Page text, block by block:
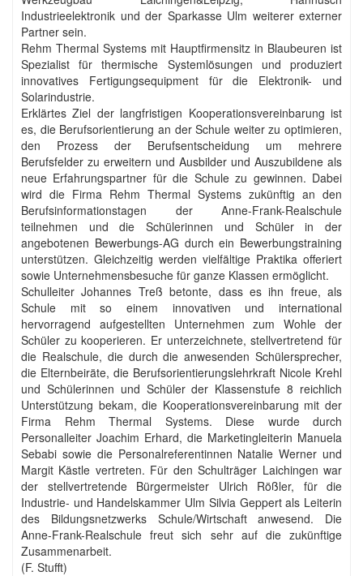
Industrieelektronik und der Sparkasse Ulm weiterer externer
Partner sein.
Rehm Thermal Systems mit Hauptfirmensitz in Blaubeuren ist
Spezialist für thermische Systemlösungen und produziert
innovatives Fertigungsequipment für die Elektronik- und
Solarindustrie.
Erklärtes Ziel der langfristigen Kooperationsvereinbarung ist
es, die Berufsorientierung an der Schule weiter zu optimieren,
den Prozess der Berufsentscheidung um mehrere
Berufsfelder zu erweitern und Ausbilder und Auszubildene als
neue Erfahrungspartner für die Schule zu gewinnen. Dabei
wird die Firma Rehm Thermal Systems zukünftig an den
Berufsinformationstagen der Anne-Frank-Realschule
teilnehmen und die Schülerinnen und Schüler in der
angebotenen Bewerbungs-AG durch ein Bewerbungstraining
unterstützen. Gleichzeitig werden vielfältige Praktika offeriert
sowie Unternehmensbesuche für ganze Klassen ermöglicht.
Schulleiter Johannes Treß betonte, dass es ihn freue, als
Schule mit so einem innovativen und international
hervorragend aufgestellten Unternehmen zum Wohle der
Schüler zu kooperieren. Er unterzeichnete, stellvertretend für
die Realschule, die durch die anwesenden Schülersprecher,
die Elternbeiräte, die Berufsorientierungslehrkraft Nicole Krehl
und Schülerinnen und Schüler der Klassenstufe 8 reichlich
Unterstützung bekam, die Kooperationsvereinbarung mit der
Firma Rehm Thermal Systems. Diese wurde durch
Personalleiter Joachim Erhard, die Marketingleiterin Manuela
Sebabi sowie die Personalreferentinnen Natalie Werner und
Margit Kästle vertreten. Für den Schulträger Laichingen war
der stellvertretende Bürgermeister Ulrich Rößler, für die
Industrie- und Handelskammer Ulm Silvia Geppert als Leiterin
des Bildungsnetzwerks Schule/Wirtschaft anwesend. Die
Anne-Frank-Realschule freut sich sehr auf die zukünftige
Zusammenarbeit.
(F. Stufft)